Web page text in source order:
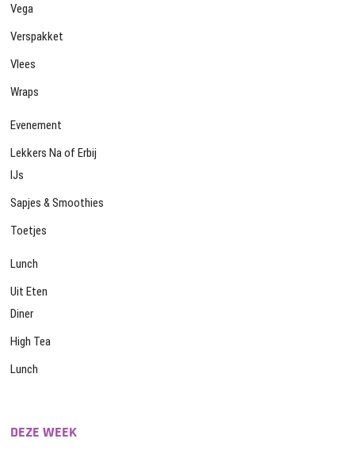
Vega
Verspakket
Vlees
Wraps
Evenement
Lekkers Na of Erbij
IJs
Sapjes & Smoothies
Toetjes
Lunch
Uit Eten
Diner
High Tea
Lunch
DEZE WEEK